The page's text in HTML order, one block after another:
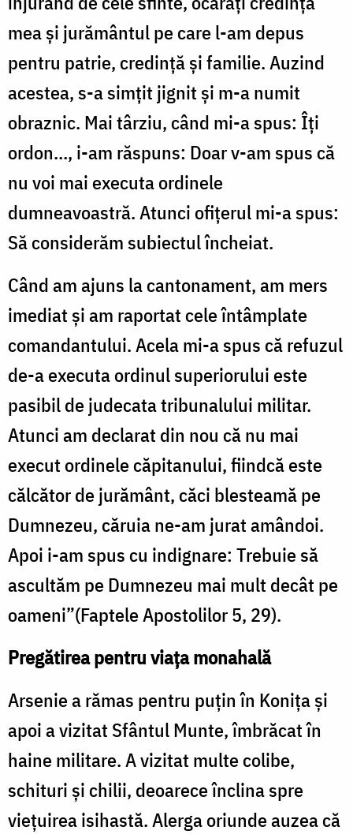
mea și jurământul pe care l-am depus
pentru patrie, credință și familie. Auzind
acestea, s-a simțit jignit și m-a numit
obraznic. Mai târziu, când mi-a spus: Îți
ordon…, i-am răspuns: Doar v-am spus că
nu voi mai executa ordinele
dumneavoastră. Atunci ofițerul mi-a spus:
Să considerăm subiectul încheiat.
Când am ajuns la cantonament, am mers
imediat și am raportat cele întâmplate
comandantului. Acela mi-a spus că refuzul
de-a executa ordinul superiorului este
pasibil de judecata tribunalului militar.
Atunci am declarat din nou că nu mai
execut ordinele căpitanului, fiindcă este
călcător de jurământ, căci blesteamă pe
Dumnezeu, căruia ne-am jurat amândoi.
Apoi i-am spus cu indignare: Trebuie să
ascultăm pe Dumnezeu mai mult decât pe
oameni”(Faptele Apostolilor 5, 29).
Pregătirea pentru viața monahală
Arsenie a rămas pentru puțin în Konița și
apoi a vizitat Sfântul Munte, îmbrăcat în
haine militare. A vizitat multe colibe,
schituri și chilii, deoarece înclina spre
viețuirea isihastă. Alerga oriunde auzea că